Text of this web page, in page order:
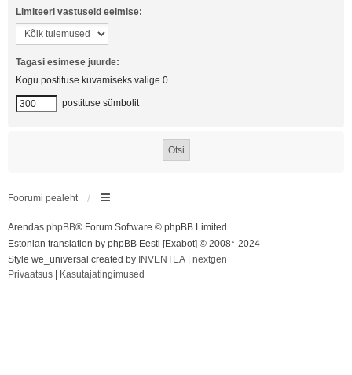
Limiteeri vastuseid eelmise:
Tagasi esimese juurde:
Kogu postituse kuvamiseks valige 0.
postituse sümbolit
Foorumi pealeht
Arendas phpBB® Forum Software © phpBB Limited
Estonian translation by phpBB Eesti [Exabot] © 2008*-2024
Style we_universal created by INVENTEA
nextgen
Privaatsus
Kasutajatingimused